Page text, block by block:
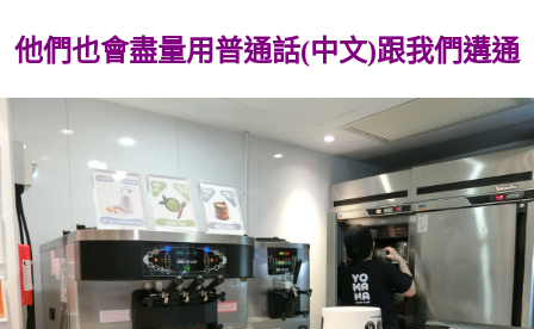
他們也會盡量用普通話(中文)跟我們遘通